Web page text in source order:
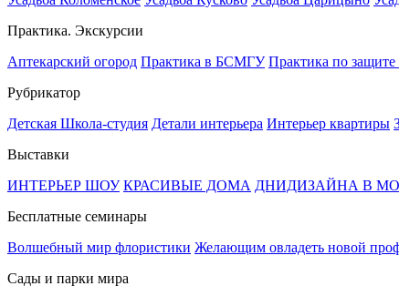
Практика. Экскурсии
Аптекарский огород Практика в БСМГУ Практика по защите
Рубрикатор
Детская Школа-студия Детали интерьера Интерьер квартиры
Выставки
ИНТЕРЬЕР ШОУ КРАСИВЫЕ ДОМА ДНИДИЗАЙНА В
Бесплатные семинары
Волшебный мир флористики Желающим овладеть новой
Сады и парки мира